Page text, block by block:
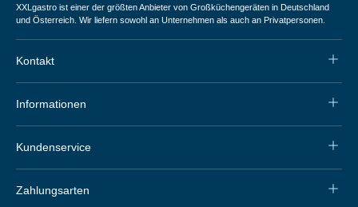
XXLgastro ist einer der größten Anbieter von Großküchengeräten in Deutschland
und Österreich. Wir liefern sowohl an Unternehmen als auch an Privatpersonen.
Kontakt
Informationen
Kundenservice
Zahlungsarten